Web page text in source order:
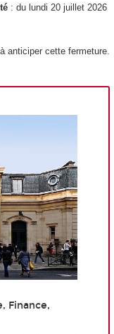
: du lundi 20 juillet 2026
anticiper cette fermeture.
Finance,